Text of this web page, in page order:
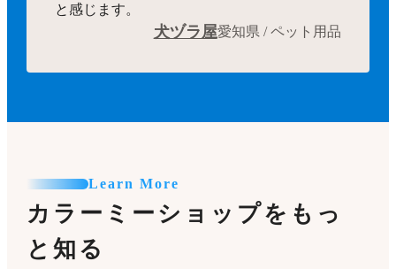
と感じます。
犬ヅラ屋愛知県 / ペット用品
Learn More
カラーミーショップをもっ
と知る